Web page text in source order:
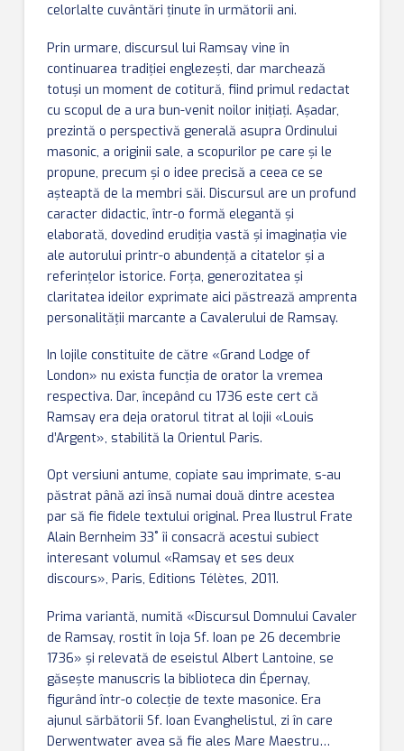
celorlalte cuvântări ţinute în următorii ani.
Prin urmare, discursul lui Ramsay vine în
continuarea tradiţiei englezeşti, dar marchează
totuşi un moment de cotitură, fiind primul redactat
cu scopul de a ura bun-venit noilor iniţiaţi. Aşadar,
prezintă o perspectivă generală asupra Ordinului
masonic, a originii sale, a scopurilor pe care şi le
propune, precum şi o idee precisă a ceea ce se
aşteaptă de la membri săi. Discursul are un profund
caracter didactic, într-o formă elegantă şi
elaborată, dovedind erudiţia vastă şi imaginaţia vie
ale autorului printr-o abundenţă a citatelor şi a
referinţelor istorice. Forţa, generozitatea şi
claritatea ideilor exprimate aici păstrează amprenta
personalităţii marcante a Cavalerului de Ramsay.
In lojile constituite de către «Grand Lodge of
London» nu exista funcţia de orator la vremea
respectiva. Dar, începând cu 1736 este cert că
Ramsay era deja oratorul titrat al lojii «Louis
d’Argent», stabilită la Orientul Paris.
Opt versiuni antume, copiate sau imprimate, s-au
păstrat până azi însă numai două dintre acestea
par să fie fidele textului original. Prea Ilustrul Frate
Alain Bernheim 33˚ îi consacră acestui subiect
interesant volumul «Ramsay et ses deux
discours», Paris, Editions Télètes, 2011.
Prima variantă, numită «Discursul Domnului Cavaler
de Ramsay, rostit în loja Sf. Ioan pe 26 decembrie
1736» și relevată de eseistul Albert Lantoine, se
găseşte manuscris la biblioteca din Épernay,
figurând într-o colecţie de texte masonice. Era
ajunul sărbătorii Sf. Ioan Evanghelistul, zi în care
Derwentwater avea să fie ales Mare Maestru…